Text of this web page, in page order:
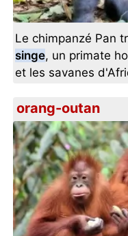
Le chimpanzé Pan
singe, un primate
et les savanes
orang-outan